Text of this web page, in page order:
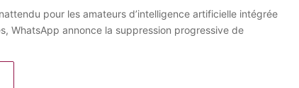
pour les amateurs d’intelligence artificielle intégrée
WhatsApp annonce la suppression progressive de